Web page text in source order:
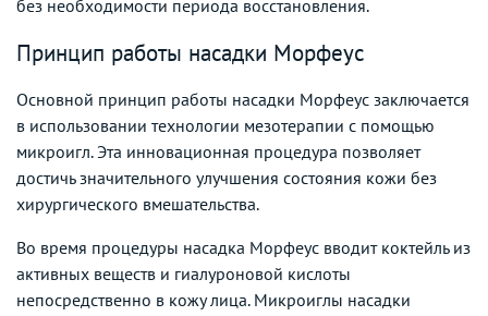
без необходимости периода восстановления.
Принцип работы насадки Морфеус
Основной принцип работы насадки Морфеус заключается
в использовании технологии мезотерапии с помощью
микроигл. Эта инновационная процедура позволяет
достичь значительного улучшения состояния кожи без
хирургического вмешательства.
Во время процедуры насадка Морфеус вводит коктейль из
активных веществ и гиалуроновой кислоты
непосредственно в кожу лица. Микроиглы насадки